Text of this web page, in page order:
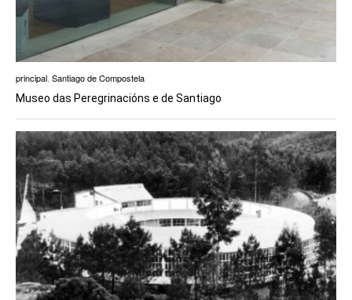
principal Santiago de Compostela
Museo das Peregrinacións e de Santiago